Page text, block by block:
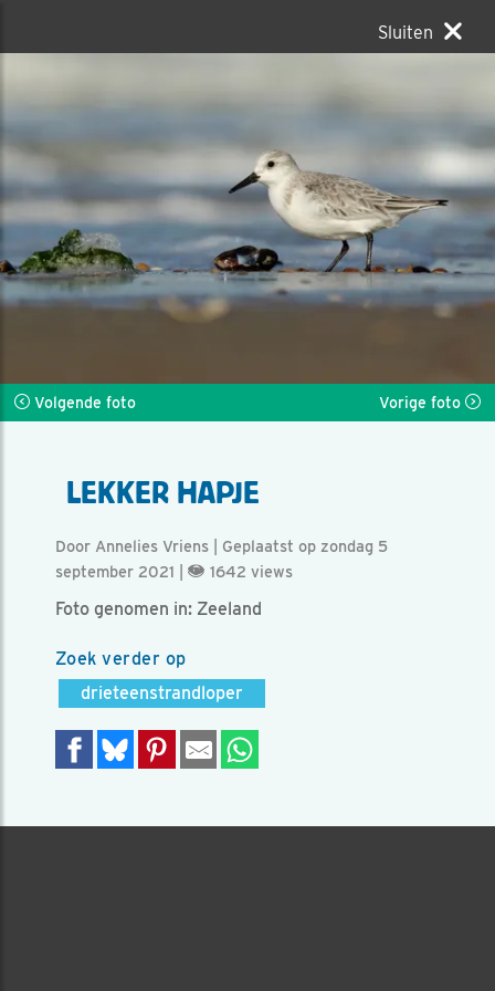
Sluiten
Volgende foto Vorige foto
LEKKER HAPJE
Door Annelies Vriens | Geplaatst op zondag 5
september 2021 |
1642 views
Foto genomen in: Zeeland
Zoek verder op
drieteenstrandloper